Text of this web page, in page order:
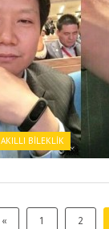
AKILLI BILEKLIK
« 1 2